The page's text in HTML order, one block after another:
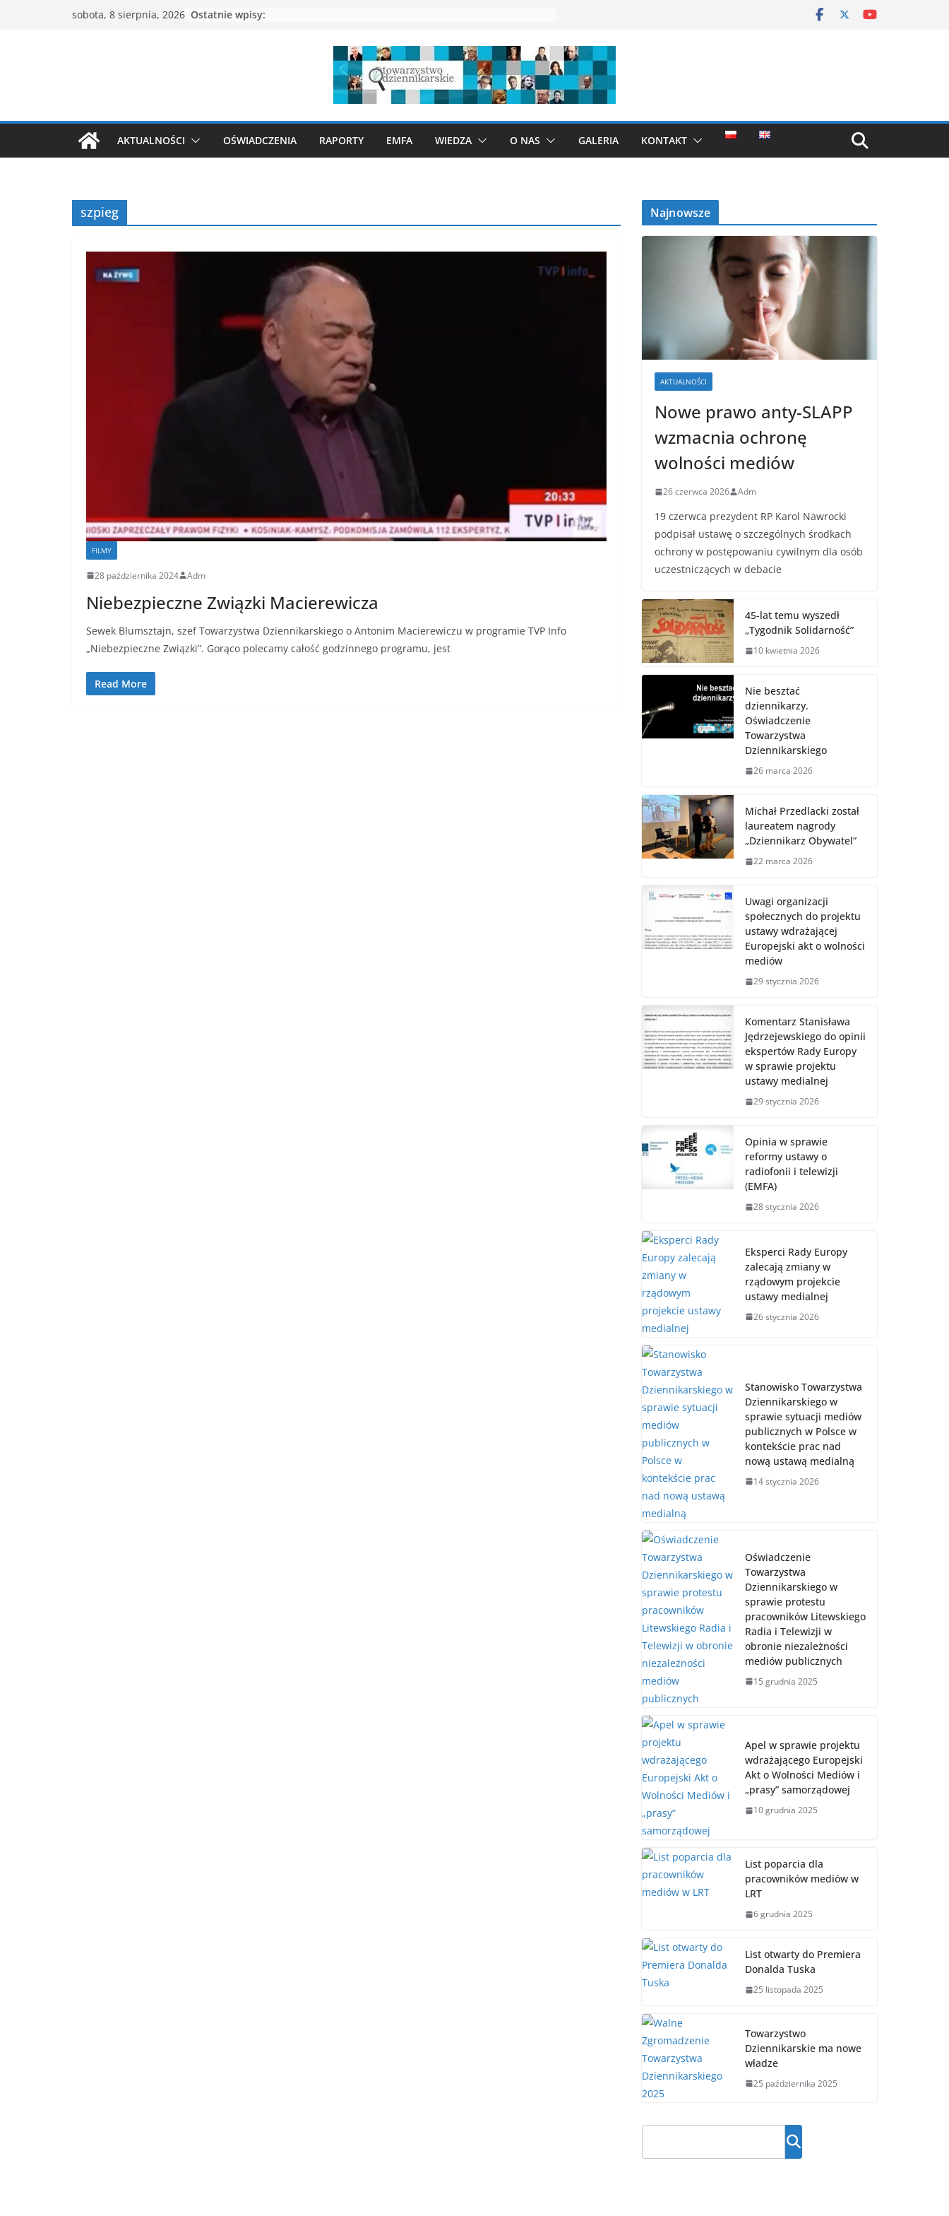
sobota, 8 sierpnia, 2026 Ostatnie wpisy:
AKTUALNOŚCI OŚWIADCZENIA RAPORTY EMFA WIEDZA O NAS GALERIA KONTAKT
szpieg
FILMY
28 października 2024 Adm
Niebezpieczne Związki Macierewicza
Sewek Blumsztajn, szef Towarzystwa Dziennikarskiego o Antonim Macierewiczu w programie TVP Info
„Niebezpieczne Związki”. Gorąco polecamy całość godzinnego programu, jest
Read More
Najnowsze
AKTUALNOŚCI
Nowe prawo anty-SLAPP
wzmacnia ochronę
wolności mediów
26 czerwca 2026 Adm
19 czerwca prezydent RP Karol Nawrocki
podpisał ustawę o szczególnych środkach
ochrony w postępowaniu cywilnym dla osób
uczestniczących w debacie
45-lat temu wyszedł
„Tygodnik Solidarność”
10 kwietnia 2026
Nie besztać
dziennikarzy.
Oświadczenie
Towarzystwa
Dziennikarskiego
26 marca 2026
Michał Przedlacki został
laureatem nagrody
„Dziennikarz Obywatel”
22 marca 2026
Uwagi organizacji
społecznych do projektu
ustawy wdrażającej
Europejski akt o wolności
mediów
29 stycznia 2026
Komentarz Stanisława
Jędrzejewskiego do opinii
ekspertów Rady Europy
w sprawie projektu
ustawy medialnej
29 stycznia 2026
Opinia w sprawie
reformy ustawy o
radiofonii i telewizji
(EMFA)
28 stycznia 2026
Eksperci Rady Europy
zalecają zmiany w
rządowym projekcie
ustawy medialnej
26 stycznia 2026
Stanowisko Towarzystwa
Dziennikarskiego w
sprawie sytuacji mediów
publicznych w Polsce w
kontekście prac nad
nową ustawą medialną
14 stycznia 2026
Oświadczenie
Towarzystwa
Dziennikarskiego w
sprawie protestu
pracowników Litewskiego
Radia i Telewizji w
obronie niezależności
mediów publicznych
15 grudnia 2025
Apel w sprawie projektu
wdrażającego Europejski
Akt o Wolności Mediów i
„prasy” samorządowej
10 grudnia 2025
List poparcia dla
pracowników mediów w
LRT
6 grudnia 2025
List otwarty do Premiera
Donalda Tuska
25 listopada 2025
Towarzystwo
Dziennikarskie ma nowe
władze
25 października 2025